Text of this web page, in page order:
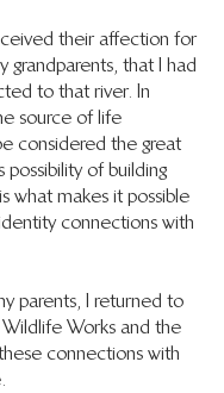
their affection for
grandparents, that I had
to that river. In
source of life
considered the great
of building
what makes it possible
connections with
parents, I returned to
Works and the
connections with